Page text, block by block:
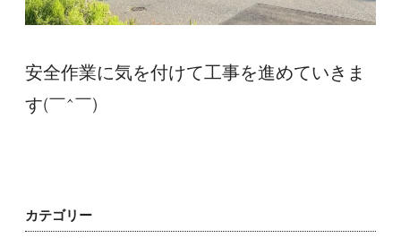
安全作業に気を付けて工事を進めていきま
す(￣^￣)ゞ
カテゴリー